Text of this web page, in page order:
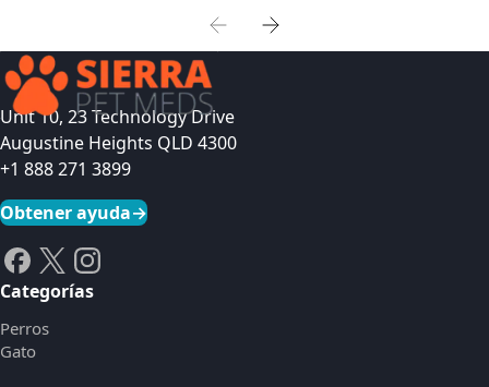
Unit 10, 23 Technology Drive
Augustine Heights QLD 4300
+1 888 271 3899
Obtener ayuda→
Categorías
Perros
Gato